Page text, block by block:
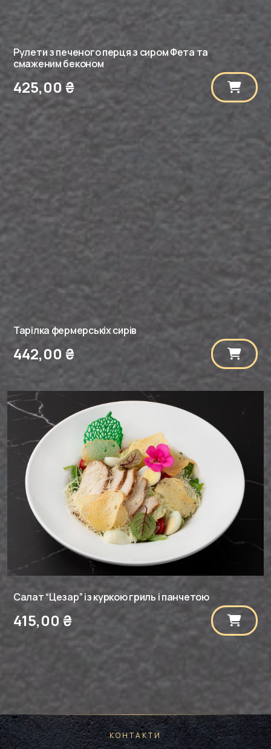
Рулети з печеного перця з сиром Фета та
смаженим беконом
425,00 ₴
Тарілка фермерськіх сирів
442,00 ₴
Салат “Цезар” із куркою гриль і панчетою
415,00₴
КОНТАКТИ